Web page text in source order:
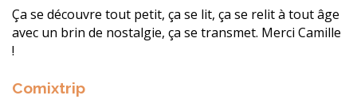
Ça se découvre tout petit, ça se lit, ça se relit à tout âge
avec un brin de nostalgie, ça se transmet. Merci Camille
!
Comixtrip